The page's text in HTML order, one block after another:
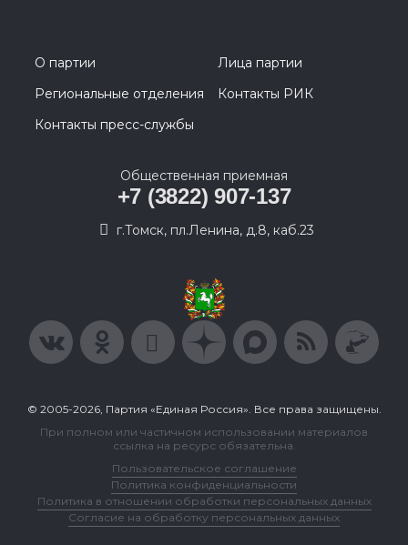
О партии
Лица партии
Региональные отделения
Контакты РИК
Контакты пресс-службы
Общественная приемная
+7 (3822) 907-137
г.Томск, пл.Ленина, д.8, каб.23
© 2005-2026, Партия «Единая Россия». Все права защищены.
При полном или частичном использовании материалов
ссылка на ресурс обязательна.
Пользовательское соглашение
Политика конфиденциальности
Политика в отношении обработки персональных данных
Согласие на обработку персональных данных